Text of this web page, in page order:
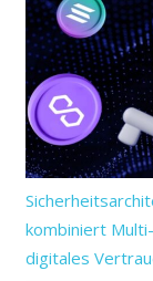
kombiniert
digitales